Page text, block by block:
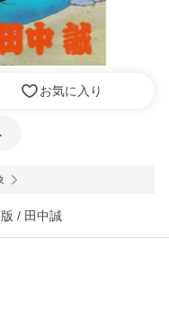
お気に入り
/ 田中誠